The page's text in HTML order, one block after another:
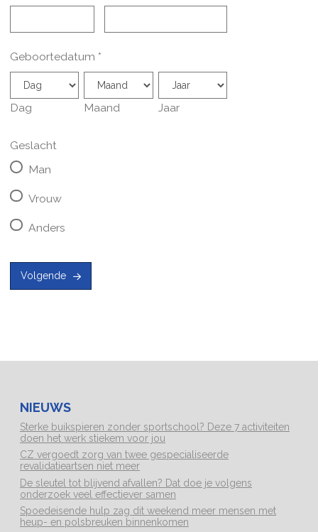
Geboortedatum *
Dag Maand Jaar
Geslacht
Man
Vrouw
Anders
Volgende
NIEUWS
Sterke buikspieren zonder sportschool? Deze 7 activiteiten
doen het werk stiekem voor jou
CZ vergoedt zorg van twee gespecialiseerde
revalidatieartsen niet meer
De sleutel tot blijvend afvallen? Dat doe je volgens
onderzoek veel effectiever samen
Spoedeisende hulp zag dit weekend meer mensen met
heup- en polsbreuken binnenkomen